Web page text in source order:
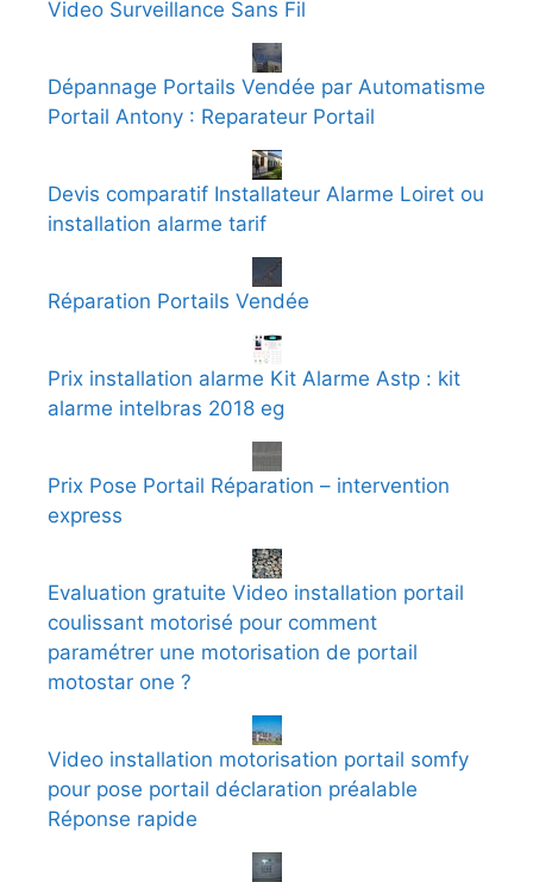
Video Surveillance Sans Fil
Dépannage Portails Vendée par Automatisme
Portail Antony : Reparateur Portail
Devis comparatif Installateur Alarme Loiret ou
installation alarme tarif
Réparation Portails Vendée
Prix installation alarme Kit Alarme Astp : kit
alarme intelbras 2018 eg
Prix Pose Portail Réparation – intervention
express
Evaluation gratuite Video installation portail
coulissant motorisé pour comment
paramétrer une motorisation de portail
motostar one ?
Video installation motorisation portail somfy
pour pose portail déclaration préalable
Réponse rapide